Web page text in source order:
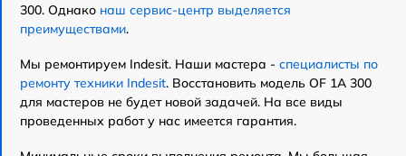
300. Однако наш сервис-центр выделяется
преимуществами.
Мы ремонтируем Indesit. Наши мастера - специалисты по
ремонту техники Indesit. Восстановить модель OF 1A 300
для мастеров не будет новой задачей. На все виды
проведенных работ у нас имеется гарантия.